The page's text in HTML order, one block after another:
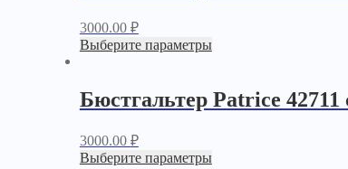
3000.00 ₽
Выберите параметры
Бюстгальтер Patrice
3000.00 ₽
Выберите параметры